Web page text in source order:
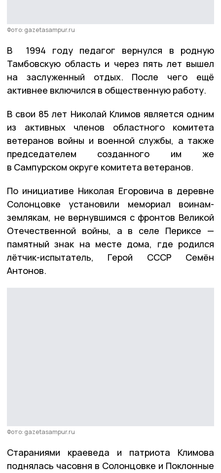
Фото: gazetasampur.ru
В 1994 году педагог вернулся в родную
Тамбовскую область и через пять лет вышел
на заслуженный отдых. После чего ещё
активнее включился в общественную работу.
В свои 85 лет Николай Климов является одним
из активных членов областного комитета
ветеранов войны и военной службы, а также
председателем созданного им же
в Сампурском округе комитета ветеранов.
По инициативе Николая Егоровича в деревне
Солонцовке установили мемориал воинам-
землякам, не вернувшимся с фронтов Великой
Отечественной войны, а в селе Периксе —
памятный знак на месте дома, где родился
лётчик-испытатель, Герой СССР Семён
Антонов.
Фото: gazetasampur.ru
Стараниями краеведа и патриота Климова
поднялась часовня в Солонцовке и Поклонные